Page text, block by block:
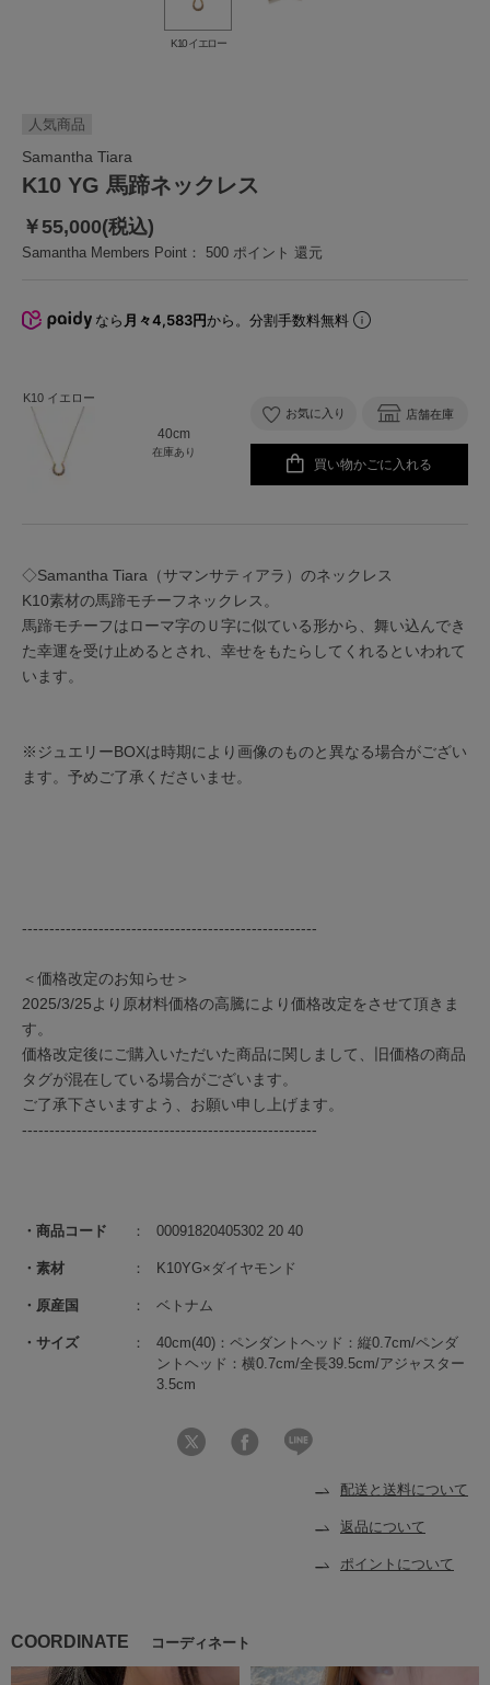
K10 イエロー
Samantha Tiara
K10 YG 馬蹄ネックレス
人気商品
￥55,000(税込)
商品コード 00091820405302 20 40
Samantha Members Point： 500 ポイント 還元
素材 K10YG×ダイヤモンド
原産国 ベトナム
サイズ
40cm(40)：ペンダントヘッド：縦0.7cm/ペンダ
ントヘッド：横0.7cm/全長39.5cm/アジャスター
3.5cm
なら 月々4,583円から。分割手数料無料
K10 イエロー
40cm
在庫あり
お気に入り 店舗在庫
買い物かごに入れる
配送と送料について
返品について
ポイントについて
COORDINATE コーディネート
◇Samantha Tiara（サマンサティアラ）のネックレス
K10素材の馬蹄モチーフネックレス。
馬蹄モチーフはローマ字のＵ字に似ている形から、舞い込んでき
た幸運を受け止めるとされ、幸せをもたらしてくれるといわれて
います。
※ジュエリーBOXは時期により画像のものと異なる場合がござい
ます。予めご了承くださいませ。
------------------------------------------------------
＜価格改定のお知らせ＞
2025/3/25より原材料価格の高騰により価格改定をさせて頂きま
す。
価格改定後にご購入いただいた商品に関しまして、旧価格の商品
タグが混在している場合がございます。
ご了承下さいますよう、お願い申し上げます。
------------------------------------------------------